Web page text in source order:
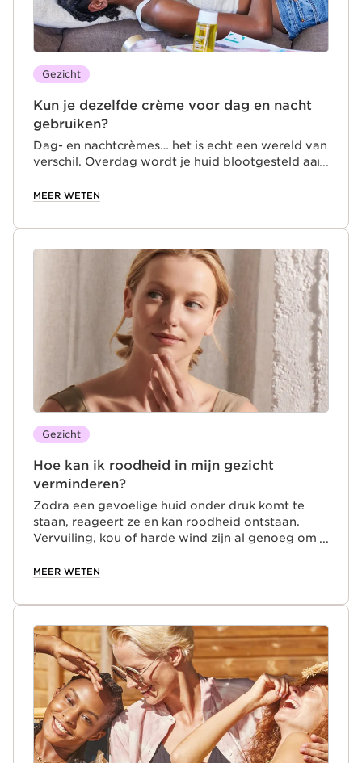
Gezicht
Kun je dezelfde crème voor dag en nacht
gebruiken?
Dag- en nachtcrèmes… het is echt een wereld van
verschil. Overdag wordt je huid blootgesteld aan
vettig, gemengd of droog is. Denk aan vervuiling,
stress. Dagcrèmes zijn daarom ontworpen om de
ook specifieke effecten hebben, zoals het
tegengaan van huidveroudering, overtollige
talgproductie en uitdroging.
MEER WETEN
Gezicht
Hoe kan ik roodheid in mijn gezicht
verminderen?
Zodra een gevoelige huid onder druk komt te
staan, reageert ze en kan roodheid ontstaan.
Vervuiling, kou of harde wind zijn al genoeg om
deze externe factoren de hydrolipidelaag van de
huidweefsel te beschermen. Roodheid kan niet
huid kwetsbaarder en minder comfortabel
aanvoelt. De oplossing? Kalmeer je gevoelige
huid!
MEER WETEN